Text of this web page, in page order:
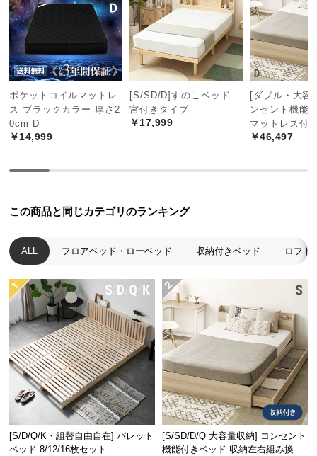
中
型
商
品
の
送
に
つ
て
型
品
の
配
送
に
つ
い
て
開
設
置
床面の高さ
高さはわずか 45㎝ 。ベッド全体を低く設計している
ため、圧迫感が少なくお部屋を広々と感じられま
す。
ポケットコイルマットレ
ス ブラックカラー 厚さ2
0cm D
￥14,999
[S/SD/D]すのこベッド
宮付きタイプ
￥17,999
[ダブル・大容
ンセント機能
マットレス付
￥46,497
この商品と同じカテゴリのランキング
ALL フロアベッド・ローベッド 収納付きベッド ロフト
[S/D/Q/K・組替自由自在] パレット
ベッド 8/12/16枚セット
[S/SD/D/Q 大容量収納] コンセント
機能付きベッド 収納左右組み換え